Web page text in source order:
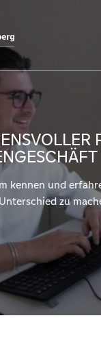
- Ihr
kennen und
zu